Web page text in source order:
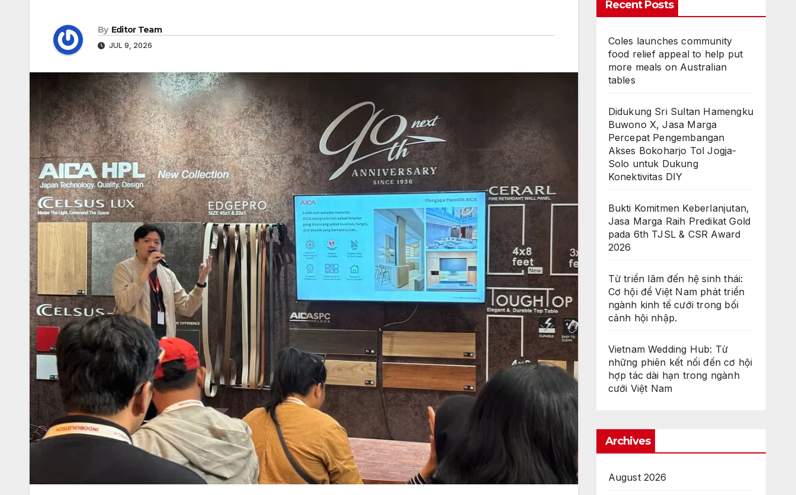
By Editor Team
JUL 9, 2026
Recent Posts
Coles launches community
food relief appeal to help put
more meals on Australian
tables
Didukung Sri Sultan Hamengku
Buwono X, Jasa Marga
Percepat Pengembangan
Akses Bokoharjo Tol Jogja-
Solo untuk Dukung
Konektivitas DIY
Bukti Komitmen Keberlanjutan,
Jasa Marga Raih Predikat Gold
pada 6th TJSL & CSR Award
2026
Từ triển lãm đến hệ sinh thái:
Cơ hội để Việt Nam phát triển
ngành kinh tế cưới trong bối
cảnh hội nhập.
Vietnam Wedding Hub: Từ
những phiên kết nối đến cơ hội
hợp tác dài hạn trong ngành
cưới Việt Nam
Archives
August 2026